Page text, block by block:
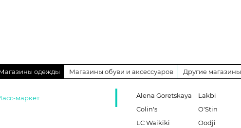
одежды Магазины обуви и аксессуаров Другие магазины
маркет
Alena Goretskaya
Colin's
LC Waikiki
Lakbi
O'Stin
Oodji